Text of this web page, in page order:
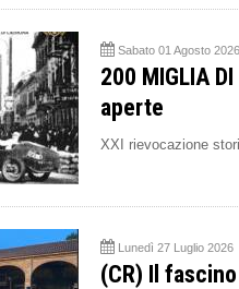
Sabato 01 Agosto 2026
200 MIGLIA
aperte
XXI rievocazione
Lunedì 27 Luglio 2026
(CR) Il